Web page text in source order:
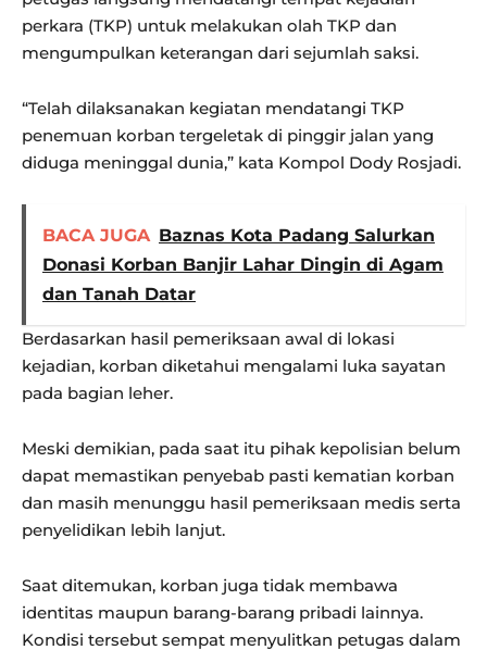
perkara (TKP) untuk melakukan olah TKP dan
mengumpulkan keterangan dari sejumlah saksi.
“Telah dilaksanakan kegiatan mendatangi TKP
penemuan korban tergeletak di pinggir jalan yang
diduga meninggal dunia,” kata Kompol Dody Rosjadi.
BACA JUGA Baznas Kota Padang Salurkan
Donasi Korban Banjir Lahar Dingin di Agam
dan Tanah Datar
Berdasarkan hasil pemeriksaan awal di lokasi
kejadian, korban diketahui mengalami luka sayatan
pada bagian leher.
Meski demikian, pada saat itu pihak kepolisian belum
dapat memastikan penyebab pasti kematian korban
dan masih menunggu hasil pemeriksaan medis serta
penyelidikan lebih lanjut.
Saat ditemukan, korban juga tidak membawa
identitas maupun barang-barang pribadi lainnya.
Kondisi tersebut sempat menyulitkan petugas dalam